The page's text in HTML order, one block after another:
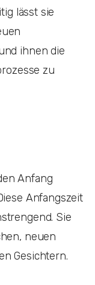
lässt sie
ihnen die
zu
Anfang
Anfangszeit
Sie
neuen
Gesichtern.